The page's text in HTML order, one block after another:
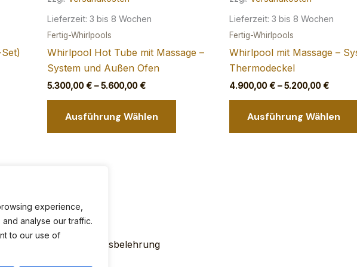
experience,
analyse our traffic.
to our use of
Lieferzeit: 3 bis 8 Wochen
Fertig-Whirlpools
Whirlpool Hot Tube mit Massage –
System und Außen Ofen
5.300,00€ –5.600,00€
Ausführung Wählen
Dieses
weist
Lieferzeit: 3 bis 8 Wochen
Fertig-Whirlpools
Whirlpool mit Massage –
Thermodeckel
4.900,00€ –5.200,00€
Ausführung Wählen
Widerrufsbelehrung